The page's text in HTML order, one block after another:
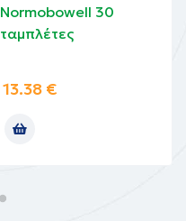
Normobowell 30
ταμπλέτες
13.38 €